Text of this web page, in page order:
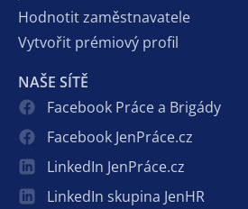
Hodnotit zaměstnavatele
Vytvořit prémiový profil
NAŠE SÍTĚ
Facebook Práce a Brigády
Facebook JenPráce.cz
LinkedIn JenPráce.cz
LinkedIn skupina JenHR